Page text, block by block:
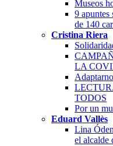
Museos
9 apuntes
de 140
Cristina Riera
LA
TODOS
Por un
Eduard Vallès
Lina
el alcalde